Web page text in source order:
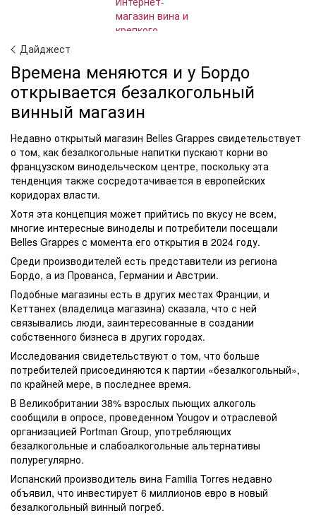
Дайджест
Времена меняются и у Бордо
открывается безалкогольный
винный магазин
Недавно открытый магазин Belles Grappes свидетельствует
о том, как безалкогольные напитки пускают корни во
французском винодельческом центре, поскольку эта
тенденция также сосредотачивается в европейских
коридорах власти.
Хотя эта концепция может прийтись по вкусу не всем,
многие интересные виноделы и потребители посещали
Belles Grappes с момента его открытия в 2024 году.
Среди производителей есть представители из региона
Бордо, а из Прованса, Германии и Австрии.
Подобные магазины есть в других местах Франции, и
Кеттанех (владелица магазина) сказала, что с ней
связывались люди, заинтересованные в создании
собственного бизнеса в других городах.
Исследования свидетельствуют о том, что больше
потребителей присоединяются к партии «безалкогольный»,
по крайней мере, в последнее время.
В Великобритании 38% взрослых пьющих алкоголь
сообщили в опросе, проведенном Yougov и отраслевой
организацией Portman Group, употребляющих
безалкогольные и слабоалкогольные альтернативы
полурегулярно.
Испанский производитель вина Familia Torres недавно
объявил, что инвестирует 6 миллионов евро в новый
безалкогольный винный погреб.